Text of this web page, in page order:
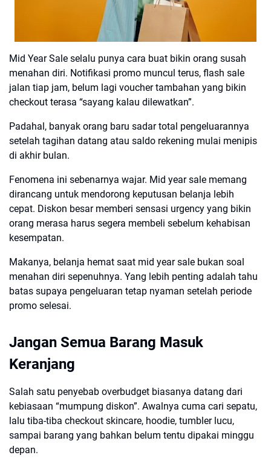
Mid Year Sale selalu punya cara buat bikin orang susah
menahan diri. Notifikasi promo muncul terus, flash sale
jalan tiap jam, belum lagi voucher tambahan yang bikin
checkout terasa “sayang kalau dilewatkan”.
Padahal, banyak orang baru sadar total pengeluarannya
setelah tagihan datang atau saldo rekening mulai menipis
di akhir bulan.
Fenomena ini sebenarnya wajar. Mid year sale memang
dirancang untuk mendorong keputusan belanja lebih
cepat. Diskon besar memberi sensasi urgency yang bikin
orang merasa harus segera membeli sebelum kehabisan
kesempatan.
Makanya, belanja hemat saat mid year sale bukan soal
menahan diri sepenuhnya. Yang lebih penting adalah tahu
batas supaya pengeluaran tetap nyaman setelah periode
promo selesai.
Jangan Semua Barang Masuk
Keranjang
Salah satu penyebab overbudget biasanya datang dari
kebiasaan “mumpung diskon”. Awalnya cuma cari sepatu,
lalu tiba-tiba checkout skincare, hoodie, tumbler lucu,
sampai barang yang bahkan belum tentu dipakai minggu
depan.